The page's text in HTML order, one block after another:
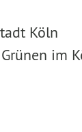
Köln
im